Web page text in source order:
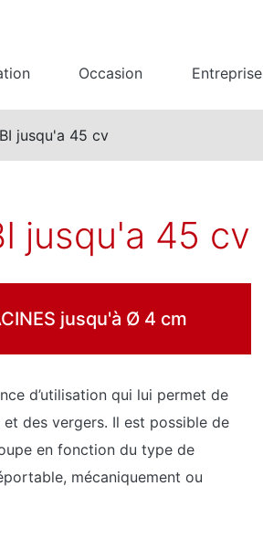
Occasion Entreprise
jusqu'a 45 cv
jusqu'a 45 cv
jusqu'à Ø 4 cm
d’utilisation qui lui permet de
des vergers. Il est possible de
en fonction du type de
mécaniquement ou